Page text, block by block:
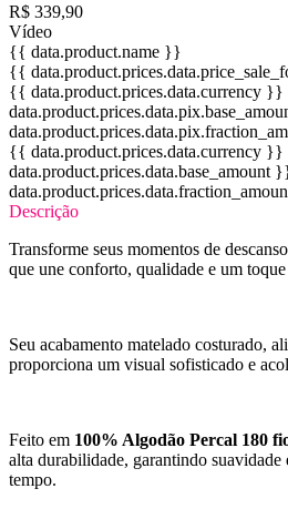
R$ 339,90
Vídeo
{{ data.product.name }}
{{
{{ data.product.prices.data.currency }}
{{ data.product.prices.data.currency }}
data.product.prices.data.base_amount
Descrição
Transforme seus momentos de
que une conforto, qualidade e um
Seu acabamento matelado costurado,
proporciona um visual sofisticado e
Feito em 100% Algodão Percal 180
alta durabilidade, garantindo suavidade
tempo.